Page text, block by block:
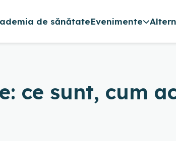
de sănătateEvenimente
ce sunt, cum